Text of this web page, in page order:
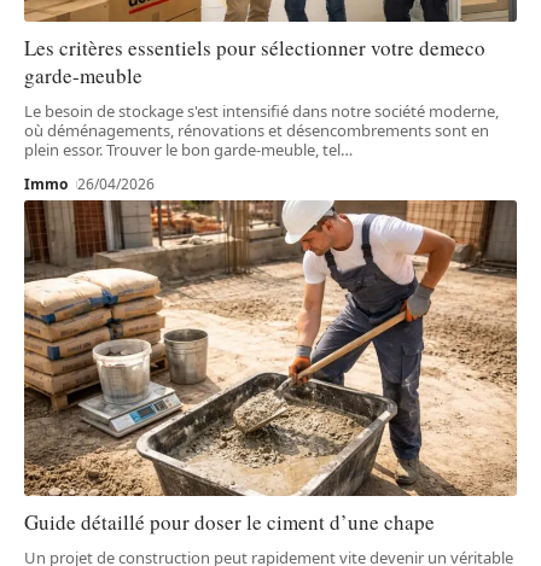
Les critères essentiels pour sélectionner votre demeco
garde-meuble
Le besoin de stockage s'est intensifié dans notre société moderne,
où déménagements, rénovations et désencombrements sont en
plein essor. Trouver le bon garde-meuble, tel…
Immo 26/04/2026
Guide détaillé pour doser le ciment d’une chape
Un projet de construction peut rapidement vite devenir un véritable